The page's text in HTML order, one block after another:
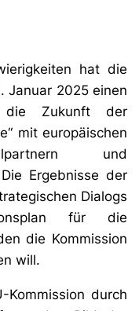
hat die
Januar 2025 einen
die Zukunft der
mit europäischen
und
Ergebnisse der
Dialogs
für die
die Kommission
will.
durch